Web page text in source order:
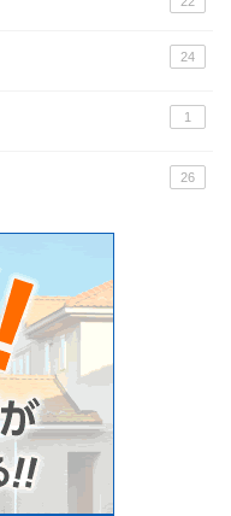
24
1
26